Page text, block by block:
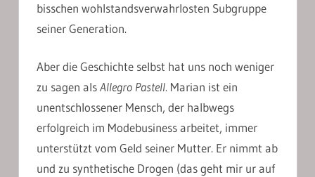
bisschen wohlstandsverwahrlosten Subgruppe
seiner Generation.
Aber die Geschichte selbst hat uns noch weniger
zu sagen alsAllegro Pastell. Marian ist ein
unentschlossener Mensch, der halbwegs
erfolgreich im Modebusiness arbeitet, immer
unterstützt vom Geld seiner Mutter. Er nimmt ab
und zu synthetische Drogen (das geht mir ur auf